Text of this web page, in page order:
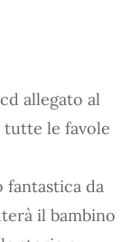
allegato al
le favole
fantastica da
il bambino